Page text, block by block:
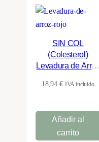
SIN COL
(Colesterol)
Levadura de Arroz
cápsulas) – Aurica
18,94€ IVA incluido
Añadir al
carrito